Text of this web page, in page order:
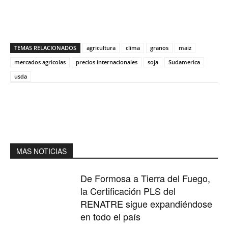
TEMAS RELACIONADOS agricultura clima granos
maiz
mercados agricolas
precios internacionales soja
Sudamerica
usda
MAS NOTICIAS
De Formosa a Tierra del Fuego,
la Certificación PLS del
RENATRE sigue expandiéndose
en todo el país